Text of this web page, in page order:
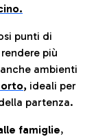
punti di
più
ambienti
, ideali per
partenza.
famiglie,